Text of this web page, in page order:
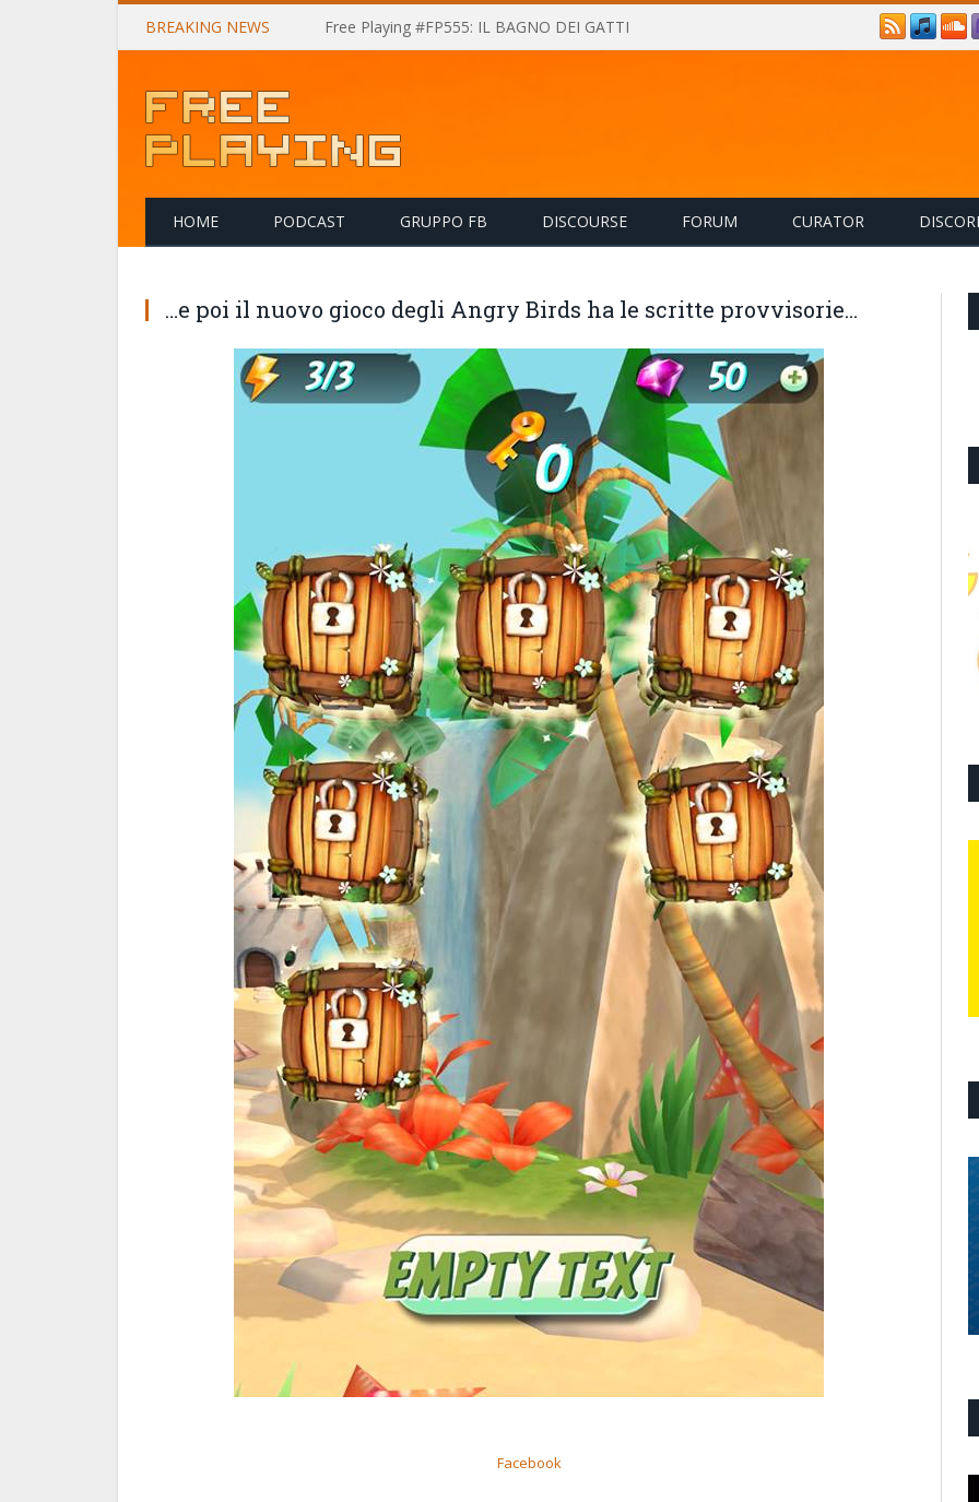
BREAKING NEWS Free Playing #FP555: IL BAGNO DEI GATTI
HOME PODCAST GRUPPO FB DISCOURSE FORUM CURATOR
…e poi il nuovo gioco degli Angry Birds ha le scritte provvisorie…
Facebook